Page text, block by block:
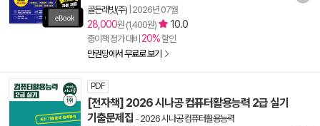
골든래빗(주) 2026년 07월
28,000원 (1,400원) 10.0
종이책 정가 대비 20%할인
만권당에서 무료로 보기
PDF
[전자책] 2026 시나공 컴퓨터활용능력 2급 실기
기출문제집 - 2026 시나공 컴퓨터활용능력